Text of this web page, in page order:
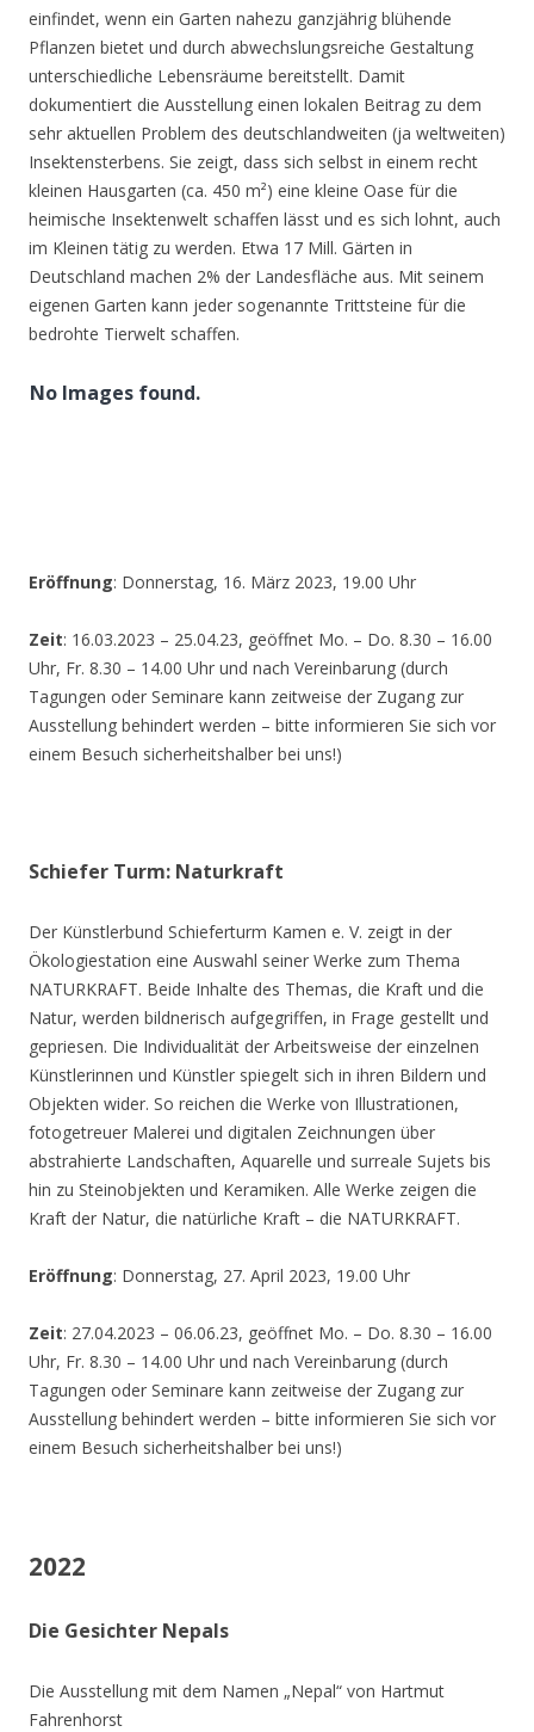
einfindet, wenn ein Garten nahezu ganzjährig blühende
Pflanzen bietet und durch abwechslungsreiche Gestaltung
unterschiedliche Lebensräume bereitstellt. Damit
dokumentiert die Ausstellung einen lokalen Beitrag zu dem
sehr aktuellen Problem des deutschlandweiten (ja weltweiten)
Insektensterbens. Sie zeigt, dass sich selbst in einem recht
kleinen Hausgarten (ca. 450 m²) eine kleine Oase für die
heimische Insektenwelt schaffen lässt und es sich lohnt, auch
im Kleinen tätig zu werden. Etwa 17 Mill. Gärten in
Deutschland machen 2% der Landesfläche aus. Mit seinem
eigenen Garten kann jeder sogenannte Trittsteine für die
bedrohte Tierwelt schaffen.
No Images found.
Eröffnung: Donnerstag, 16. März 2023, 19.00 Uhr
Zeit: 16.03.2023 – 25.04.23, geöffnet Mo. – Do. 8.30 – 16.00
Uhr, Fr. 8.30 – 14.00 Uhr und nach Vereinbarung (durch
Tagungen oder Seminare kann zeitweise der Zugang zur
Ausstellung behindert werden – bitte informieren Sie sich vor
einem Besuch sicherheitshalber bei uns!)
Schiefer Turm: Naturkraft
Der Künstlerbund Schieferturm Kamen e. V. zeigt in der
Ökologiestation eine Auswahl seiner Werke zum Thema
NATURKRAFT. Beide Inhalte des Themas, die Kraft und die
Natur, werden bildnerisch aufgegriffen, in Frage gestellt und
gepriesen. Die Individualität der Arbeitsweise der einzelnen
Künstlerinnen und Künstler spiegelt sich in ihren Bildern und
Objekten wider. So reichen die Werke von Illustrationen,
fotogetreuer Malerei und digitalen Zeichnungen über
abstrahierte Landschaften, Aquarelle und surreale Sujets bis
hin zu Steinobjekten und Keramiken. Alle Werke zeigen die
Kraft der Natur, die natürliche Kraft – die NATURKRAFT.
Eröffnung: Donnerstag, 27. April 2023, 19.00 Uhr
Zeit: 27.04.2023 – 06.06.23, geöffnet Mo. – Do. 8.30 – 16.00
Uhr, Fr. 8.30 – 14.00 Uhr und nach Vereinbarung (durch
Tagungen oder Seminare kann zeitweise der Zugang zur
Ausstellung behindert werden – bitte informieren Sie sich vor
einem Besuch sicherheitshalber bei uns!)
2022
Die Gesichter Nepals
Die Ausstellung mit dem Namen „Nepal“ von Hartmut
Fahrenhorst